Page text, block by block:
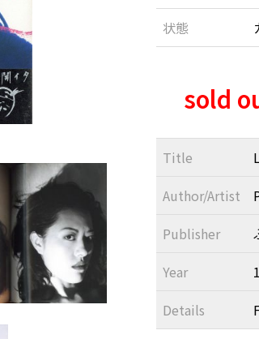
状態
sold
Title
Author/Artist
Publisher
Year
Details